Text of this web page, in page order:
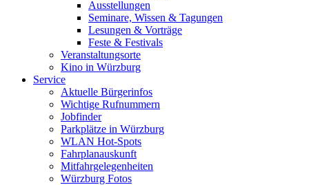
Ausstellungen
Seminare, Wissen & Tagungen
Lesungen & Vorträge
Feste & Festivals
Veranstaltungsorte
Kino in Würzburg
Service
Aktuelle Bürgerinfos
Wichtige Rufnummern
Jobfinder
Parkplätze in Würzburg
WLAN Hot-Spots
Fahrplanauskunft
Mitfahrgelegenheiten
Würzburg Fotos